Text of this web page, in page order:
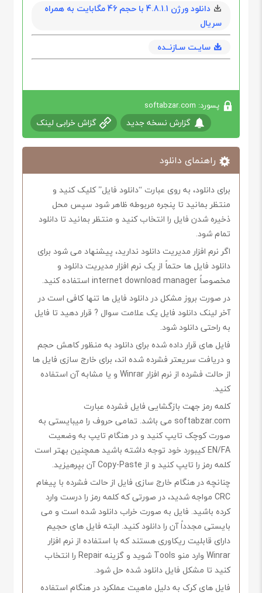
دانلود ورژن 4.8.1.1 با حجم 46 مگابايت به همراه
سریال
سایـت سـازنــده
پسورد: softabzar.com
گزارش نسخه جدید گزاش خرابی لینک
راهنمای دانلود
برای دانلود، به روی عبارت “دانلود فایل” کلیک کنید و
منتظر بمانید تا پنجره مربوطه ظاهر شود سپس محل
ذخیره شدن فایل را انتخاب کنید و منتظر بمانید تا دانلود
تمام شود.
اگر نرم افزار مدیریت دانلود ندارید، پیشنهاد می شود برای
دانلود فایل ها حتماً از یک نرم افزار مدیریت دانلود و
مخصوصاً internet download manager استفاده کنید.
در صورت بروز مشکل در دانلود فایل ها تنها کافی است در
آخر لینک دانلود فایل یک علامت سوال ? قرار دهید تا فایل
به راحتی دانلود شود.
فایل های قرار داده شده برای دانلود به منظور کاهش حجم
و دریافت سریعتر فشرده شده اند، برای خارج سازی فایل ها
از حالت فشرده از نرم افزار Winrar و یا مشابه آن استفاده
کنید.
کلمه رمز جهت بازگشایی فایل فشرده عبارت
softabzar.com می باشد. تمامی حروف را میبایستی به
صورت کوچک تایپ کنید و در هنگام تایپ به وضعیت
EN/FA کیبورد خود توجه داشته باشید همچنین بهتر است
کلمه رمز را تایپ کنید و از Copy-Paste آن بپرهیزید.
چنانچه در هنگام خارج سازی فایل از حالت فشرده با پیغام
CRC مواجه شدید، در صورتی که کلمه رمز را درست وارد
کرده باشید. فایل به صورت خراب دانلود شده است و می
بایستی مجدداً آن را دانلود کنید. البته فایل های حجیم
دارای قابلیت ریکاوری هستند که با استفاده از نرم افزار
Winrar وارد منو Tools شوید و گزینه Repair را انتخاب
کنید تا مشکل فایل دانلود شده حل شود.
فایل های کرک به دلیل ماهیت عملکرد در هنگام استفاده